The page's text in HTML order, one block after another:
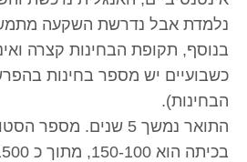
נלמדת אבל נדרשת השקעה
בנוסף, תקופת הבחינות קצרה
כשבועיים יש מספר בחינות
הבחינות).
התואר נמשך 5 שנים.